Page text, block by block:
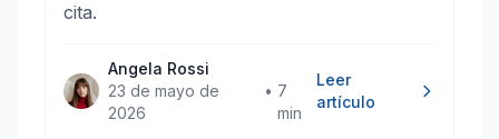
cita.
Angela Rossi
23 de mayo de
2026
• 7
min
Leer
artículo